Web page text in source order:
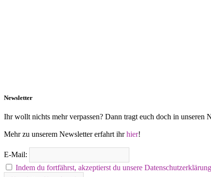
Newsletter
Ihr wollt nichts mehr verpassen? Dann tragt euch doch in unseren
Mehr zu unserem Newsletter erfahrt ihrhier!
E-Mail:
Indem du fortfährst, akzeptierst du unsere